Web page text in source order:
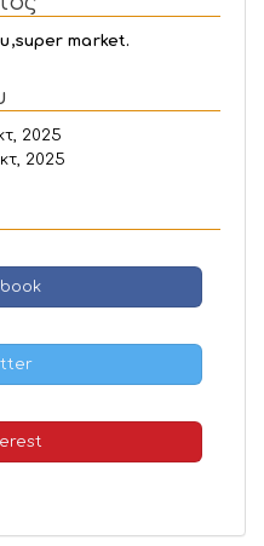
market.
2025
2025